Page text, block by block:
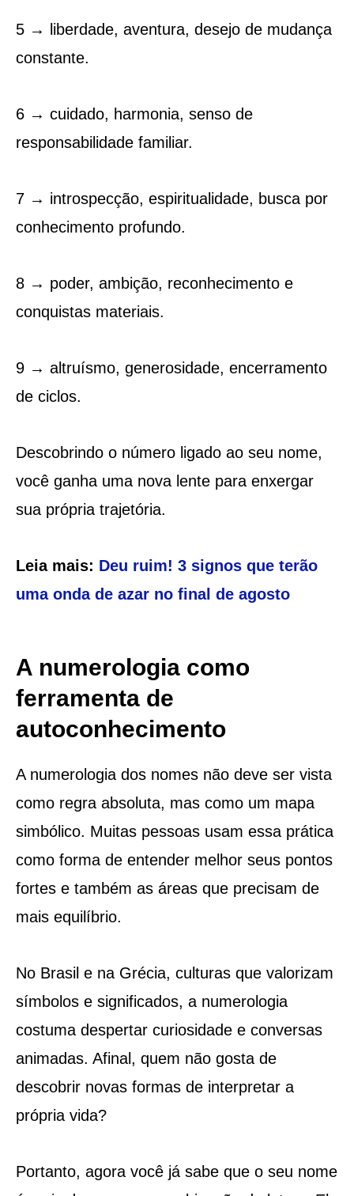
5 → liberdade, aventura, desejo de mudança
constante.
6 → cuidado, harmonia, senso de
responsabilidade familiar.
7 → introspecção, espiritualidade, busca por
conhecimento profundo.
8 → poder, ambição, reconhecimento e
conquistas materiais.
9 → altruísmo, generosidade, encerramento
de ciclos.
Descobrindo o número ligado ao seu nome,
você ganha uma nova lente para enxergar
sua própria trajetória.
Leia mais: Deu ruim! 3 signos que terão
uma onda de azar no final de agosto
A numerologia como
ferramenta de
autoconhecimento
A numerologia dos nomes não deve ser vista
como regra absoluta, mas como um mapa
simbólico. Muitas pessoas usam essa prática
como forma de entender melhor seus pontos
fortes e também as áreas que precisam de
mais equilíbrio.
No Brasil e na Grécia, culturas que valorizam
símbolos e significados, a numerologia
costuma despertar curiosidade e conversas
animadas. Afinal, quem não gosta de
descobrir novas formas de interpretar a
própria vida?
Portanto, agora você já sabe que o seu nome